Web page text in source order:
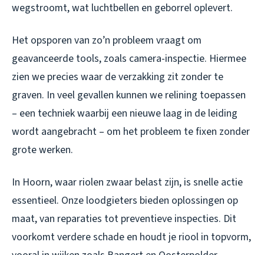
wegstroomt, wat luchtbellen en geborrel oplevert.
Het opsporen van zo’n probleem vraagt om
geavanceerde tools, zoals camera-inspectie. Hiermee
zien we precies waar de verzakking zit zonder te
graven. In veel gevallen kunnen we relining toepassen
– een techniek waarbij een nieuwe laag in de leiding
wordt aangebracht – om het probleem te fixen zonder
grote werken.
In Hoorn, waar riolen zwaar belast zijn, is snelle actie
essentieel. Onze loodgieters bieden oplossingen op
maat, van reparaties tot preventieve inspecties. Dit
voorkomt verdere schade en houdt je riool in topvorm,